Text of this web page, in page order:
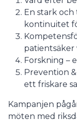
En stark
kontinuitet
patientsäker
Forskning –
Prevention
ett friskare
Kampanjen
möten med